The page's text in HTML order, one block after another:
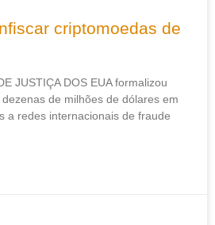
criptomoedas de
JUSTIÇA DOS EUA formalizou
de milhões de dólares em
a redes internacionais de fraude